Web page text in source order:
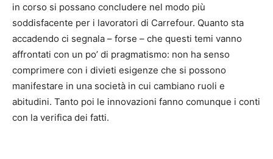
in corso si possano concludere nel modo più
soddisfacente per i lavoratori di Carrefour. Quanto sta
accadendo ci segnala – forse – che questi temi vanno
affrontati con un po’ di pragmatismo: non ha senso
comprimere con i divieti esigenze che si possono
manifestare in una società in cui cambiano ruoli e
abitudini. Tanto poi le innovazioni fanno comunque i conti
con la verifica dei fatti.